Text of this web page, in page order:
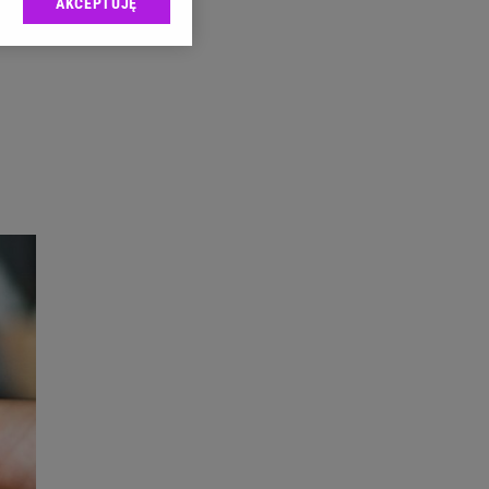
sp. z o.o., jej
celów identyfikacji.
reklam i treści,